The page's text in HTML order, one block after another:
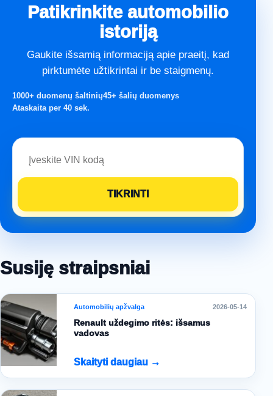
Patikrinkite automobilio
istoriją
Gaukite išsamią informaciją apie praeitį, kad
pirktumėte užtikrintai ir be staigmenų.
1000+ duomenų šaltinių45+ šalių duomenys
Ataskaita per 40 sek.
Susiję straipsniai
Automobilių apžvalga 2026-05-14
Renault uždegimo ritės: išsamus
vadovas
Skaityti daugiau →